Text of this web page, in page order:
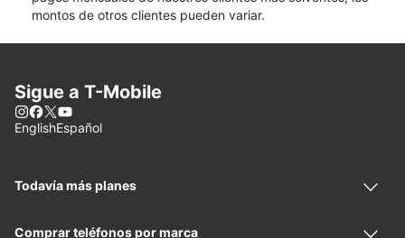
montos de otros clientes pueden variar.